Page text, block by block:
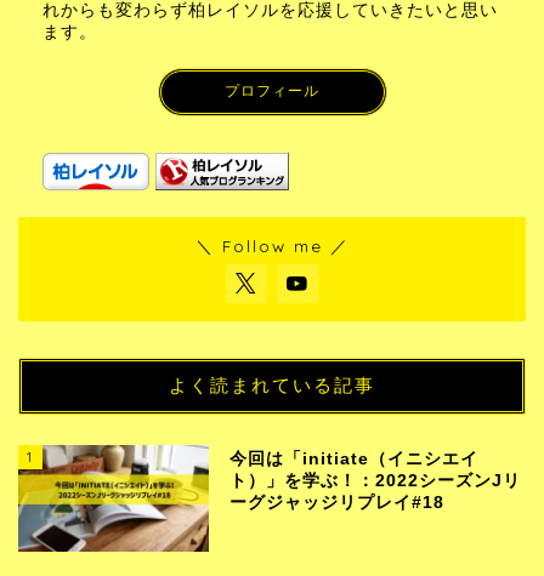
れからも変わらず柏レイソルを応援していきたいと思い
ます。
プロフィール
＼ Follow me ／
よく読まれている記事
1
今回は「initiate（イニシエイ
ト）」を学ぶ！：2022シーズンJリ
ーグジャッジリプレイ#18